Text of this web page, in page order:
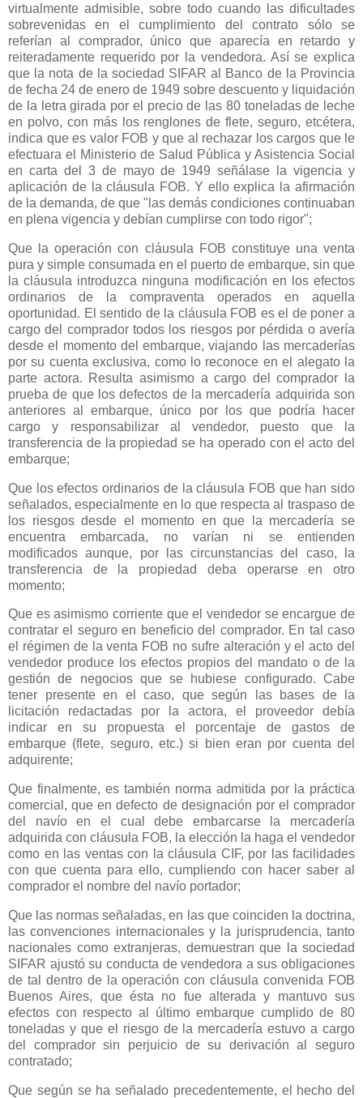
virtualmente admisible, sobre todo cuando las dificultades
sobrevenidas en el cumplimiento del contrato sólo se
referían al comprador, único que aparecía en retardo y
reiteradamente requerido por la vendedora. Así se explica
que la nota de la sociedad SIFAR al Banco de la Provincia
de fecha 24 de enero de 1949 sobre descuento y liquidación
de la letra girada por el precio de las 80 toneladas de leche
en polvo, con más los renglones de flete, seguro, etcétera,
indica que es valor FOB y que al rechazar los cargos que le
efectuara el Ministerio de Salud Pública y Asistencia Social
en carta del 3 de mayo de 1949 señálase la vigencia y
aplicación de la cláusula FOB. Y ello explica la afirmación
de la demanda, de que "las demás condiciones continuaban
en plena vigencia y debían cumplirse con todo rigor";
Que la operación con cláusula FOB constituye una venta
pura y simple consumada en el puerto de embarque, sin que
la cláusula introduzca ninguna modificación en los efectos
ordinarios de la compraventa operados en aquella
oportunidad. El sentido de la cláusula FOB es el de poner a
cargo del comprador todos los riesgos por pérdida o avería
desde el momento del embarque, viajando las mercaderías
por su cuenta exclusiva, como lo reconoce en el alegato la
parte actora. Resulta asimismo a cargo del comprador la
prueba de que los defectos de la mercadería adquirida son
anteriores al embarque, único por los que podría hacer
cargo y responsabilizar al vendedor, puesto que la
transferencia de la propiedad se ha operado con el acto del
embarque;
Que los efectos ordinarios de la cláusula FOB que han sido
señalados, especialmente en lo que respecta al traspaso de
los riesgos desde el momento en que la mercadería se
encuentra embarcada, no varían ni se entienden
modificados aunque, por las circunstancias del caso, la
transferencia de la propiedad deba operarse en otro
momento;
Que es asimismo corriente que el vendedor se encargue de
contratar el seguro en beneficio del comprador. En tal caso
el régimen de la venta FOB no sufre alteración y el acto del
vendedor produce los efectos propios del mandato o de la
gestión de negocios que se hubiese configurado. Cabe
tener presente en el caso, que según las bases de la
licitación redactadas por la actora, el proveedor debía
indicar en su propuesta el porcentaje de gastos de
embarque (flete, seguro, etc.) si bien eran por cuenta del
adquirente;
Que finalmente, es también norma admitida por la práctica
comercial, que en defecto de designación por el comprador
del navío en el cual debe embarcarse la mercadería
adquirida con cláusula FOB, la elección la haga el vendedor
como en las ventas con la cláusula CIF, por las facilidades
con que cuenta para ello, cumpliendo con hacer saber al
comprador el nombre del navío portador;
Que las normas señaladas, en las que coinciden la doctrina,
las convenciones internacionales y la jurisprudencia, tanto
nacionales como extranjeras, demuestran que la sociedad
SIFAR ajustó su conducta de vendedora a sus obligaciones
de tal dentro de la operación con cláusula convenida FOB
Buenos Aires, que ésta no fue alterada y mantuvo sus
efectos con respecto al último embarque cumplido de 80
toneladas y que el riesgo de la mercadería estuvo a cargo
del comprador sin perjuicio de su derivación al seguro
contratado;
Que según se ha señalado precedentemente, el hecho del